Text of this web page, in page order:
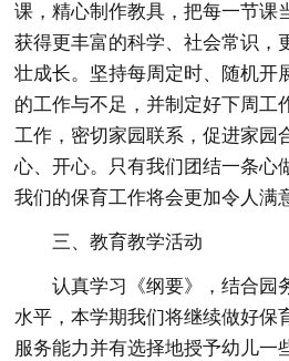
课，精心制作教具，把每一节课
获得更丰富的科学、社会常识，
壮成长。坚持每周定时、随机开
的工作与不足，并制定好下周工
工作，密切家园联系，促进家园
心、开心。只有我们团结一条心
我们的保育工作将会更加令人满
三、教育教学活动
认真学习《纲要》，结合园
水平，本学期我们将继续做好保
服务能力并有选择地授予幼儿一